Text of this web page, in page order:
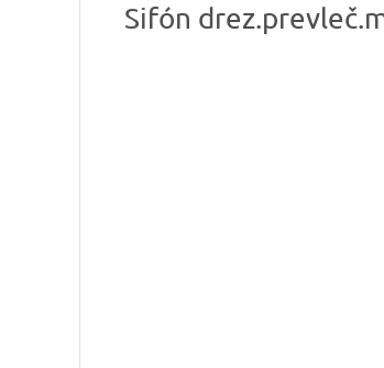
Sifón